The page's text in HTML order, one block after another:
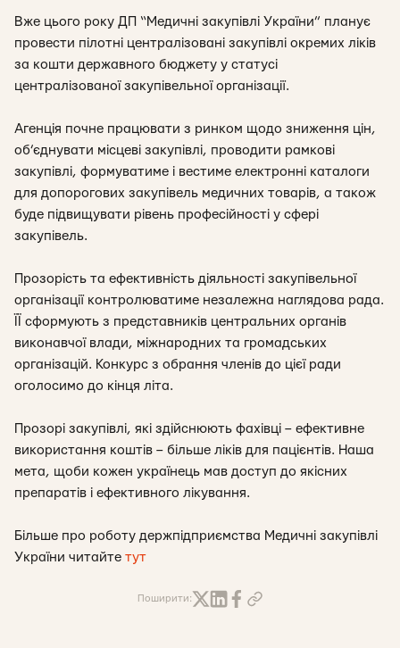
Вже цього року ДП “Медичні закупівлі України” планує
провести пілотні централізовані закупівлі окремих ліків
за кошти державного бюджету у статусі
централізованої закупівельної організації.
Агенція почне працювати з ринком щодо зниження цін,
об’єднувати місцеві закупівлі, проводити рамкові
закупівлі, формуватиме і вестиме електронні каталоги
для допорогових закупівель медичних товарів, а також
буде підвищувати рівень професійності у сфері
закупівель.
Прозорість та ефективність діяльності закупівельної
організації контролюватиме незалежна наглядова рада.
ЇЇ сформують з представників центральних органів
виконавчої влади, міжнародних та громадських
організацій. Конкурс з обрання членів до цієї ради
оголосимо до кінця літа.
Прозорі закупівлі, які здійснюють фахівці – ефективне
використання коштів – більше ліків для пацієнтів. Наша
мета, щоби кожен українець мав доступ до якісних
препаратів і ефективного лікування.
Більше про роботу держпідприємства Медичні закупівлі
України читайте тут
Поширити: